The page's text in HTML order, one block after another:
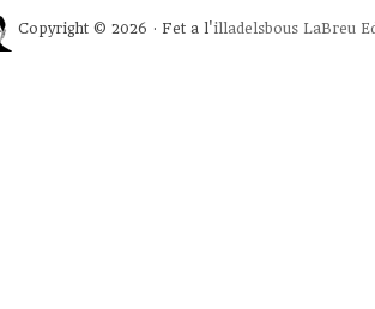
Copyright © 2026 · Fet a l'illadelsbous LaBreu